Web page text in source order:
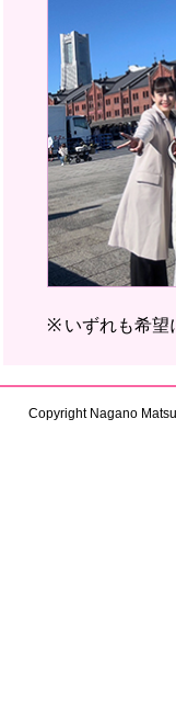
いずれも希望
Copyright Nagano